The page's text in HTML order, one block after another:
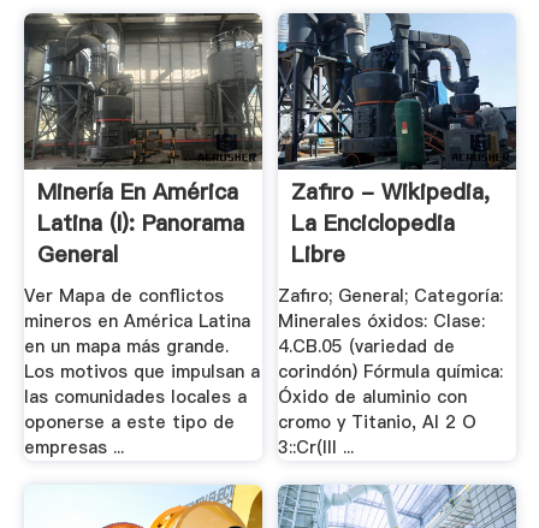
Minería En América
Latina (I): Panorama
General
Ver Mapa de conflictos
mineros en América Latina
en un mapa más grande.
Los motivos que impulsan a
las comunidades locales a
oponerse a este tipo de
empresas ...
Zafiro - Wikipedia,
La Enciclopedia
Libre
Zafiro; General; Categoría:
Minerales óxidos: Clase:
4.CB.05 (variedad de
corindón) Fórmula química:
Óxido de aluminio con
cromo y Titanio, Al 2 O
3::Cr(III ...